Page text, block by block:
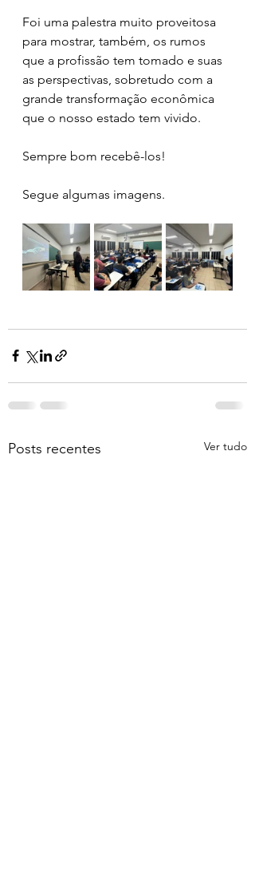
Foi uma palestra muito proveitosa
para mostrar, também, os rumos
que a profissão tem tomado e suas
as perspectivas, sobretudo com a
grande transformação econômica
que o nosso estado tem vivido.
Sempre bom recebê-los!
Segue algumas imagens.
Posts recentes Ver tudo